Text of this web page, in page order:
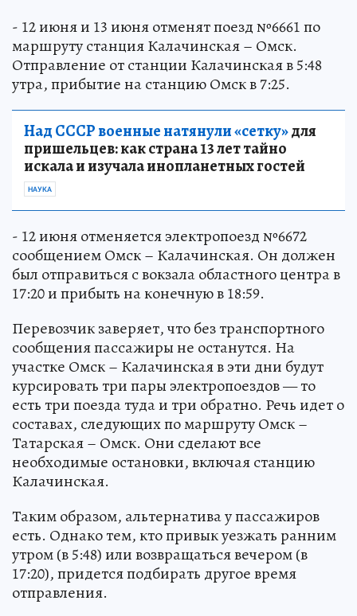
- 12 июня и 13 июня отменят поезд №6661 по
маршруту станция Калачинская – Омск.
Отправление от станции Калачинская в 5:48
утра, прибытие на станцию Омск в 7:25.
Над СССР военные натянули «сетку»для
пришельцев: как страна 13 лет тайно
искала и изучала инопланетных гостей
НАУКА
- 12 июня отменяется электропоезд №6672
сообщением Омск – Калачинская. Он должен
был отправиться с вокзала областного центра в
17:20 и прибыть на конечную в 18:59.
Перевозчик заверяет, что без транспортного
сообщения пассажиры не останутся. На
участке Омск – Калачинская в эти дни будут
курсировать три пары электропоездов — то
есть три поезда туда и три обратно. Речь идет о
составах, следующих по маршруту Омск –
Татарская – Омск. Они сделают все
необходимые остановки, включая станцию
Калачинская.
Таким образом, альтернатива у пассажиров
есть. Однако тем, кто привык уезжать ранним
утром (в 5:48) или возвращаться вечером (в
17:20), придется подбирать другое время
отправления.